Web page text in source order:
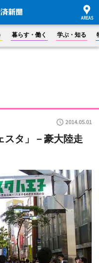
暮らす・働く 学ぶ・知る
2014.05.01
スタ」－豪大陸走